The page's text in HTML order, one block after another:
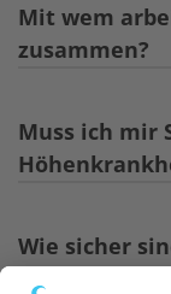
Mit wem
zusammen?
Muss ich mir
Wie sicher
Südamerika?